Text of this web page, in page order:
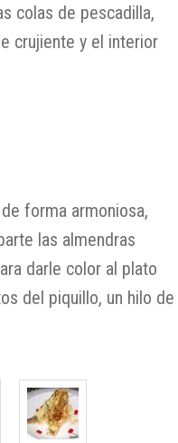
colas de pescadilla,
crujiente y el interior
de forma armoniosa,
las almendras
darle color al plato
del piquillo, un hilo de